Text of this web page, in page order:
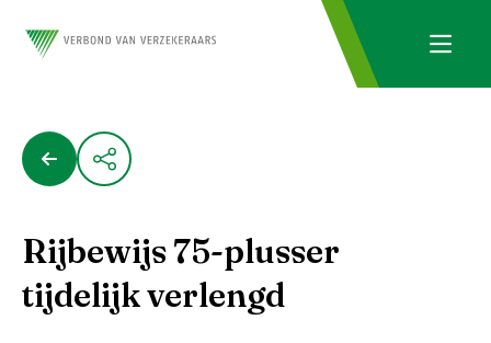
Rijbewijs 75-plusser
tijdelijk verlengd